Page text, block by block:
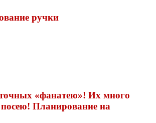
ручки
«фанатею»! Их много
Планирование на